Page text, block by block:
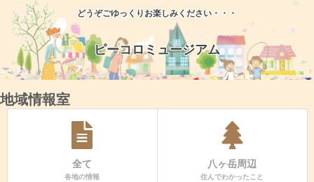
どうぞごゆっくりお楽しみください・・・
ピーコロミュージアム
地域情報室
全て
各地の情報
八ヶ岳周辺
住んでわかったこと